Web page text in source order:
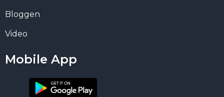
Bloggen
Video
Mobile App